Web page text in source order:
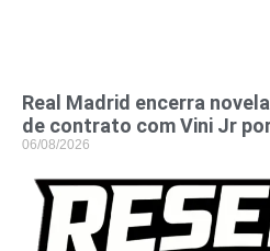
Real Madrid encerra
de contrato com Vini Jr
06/08/2026